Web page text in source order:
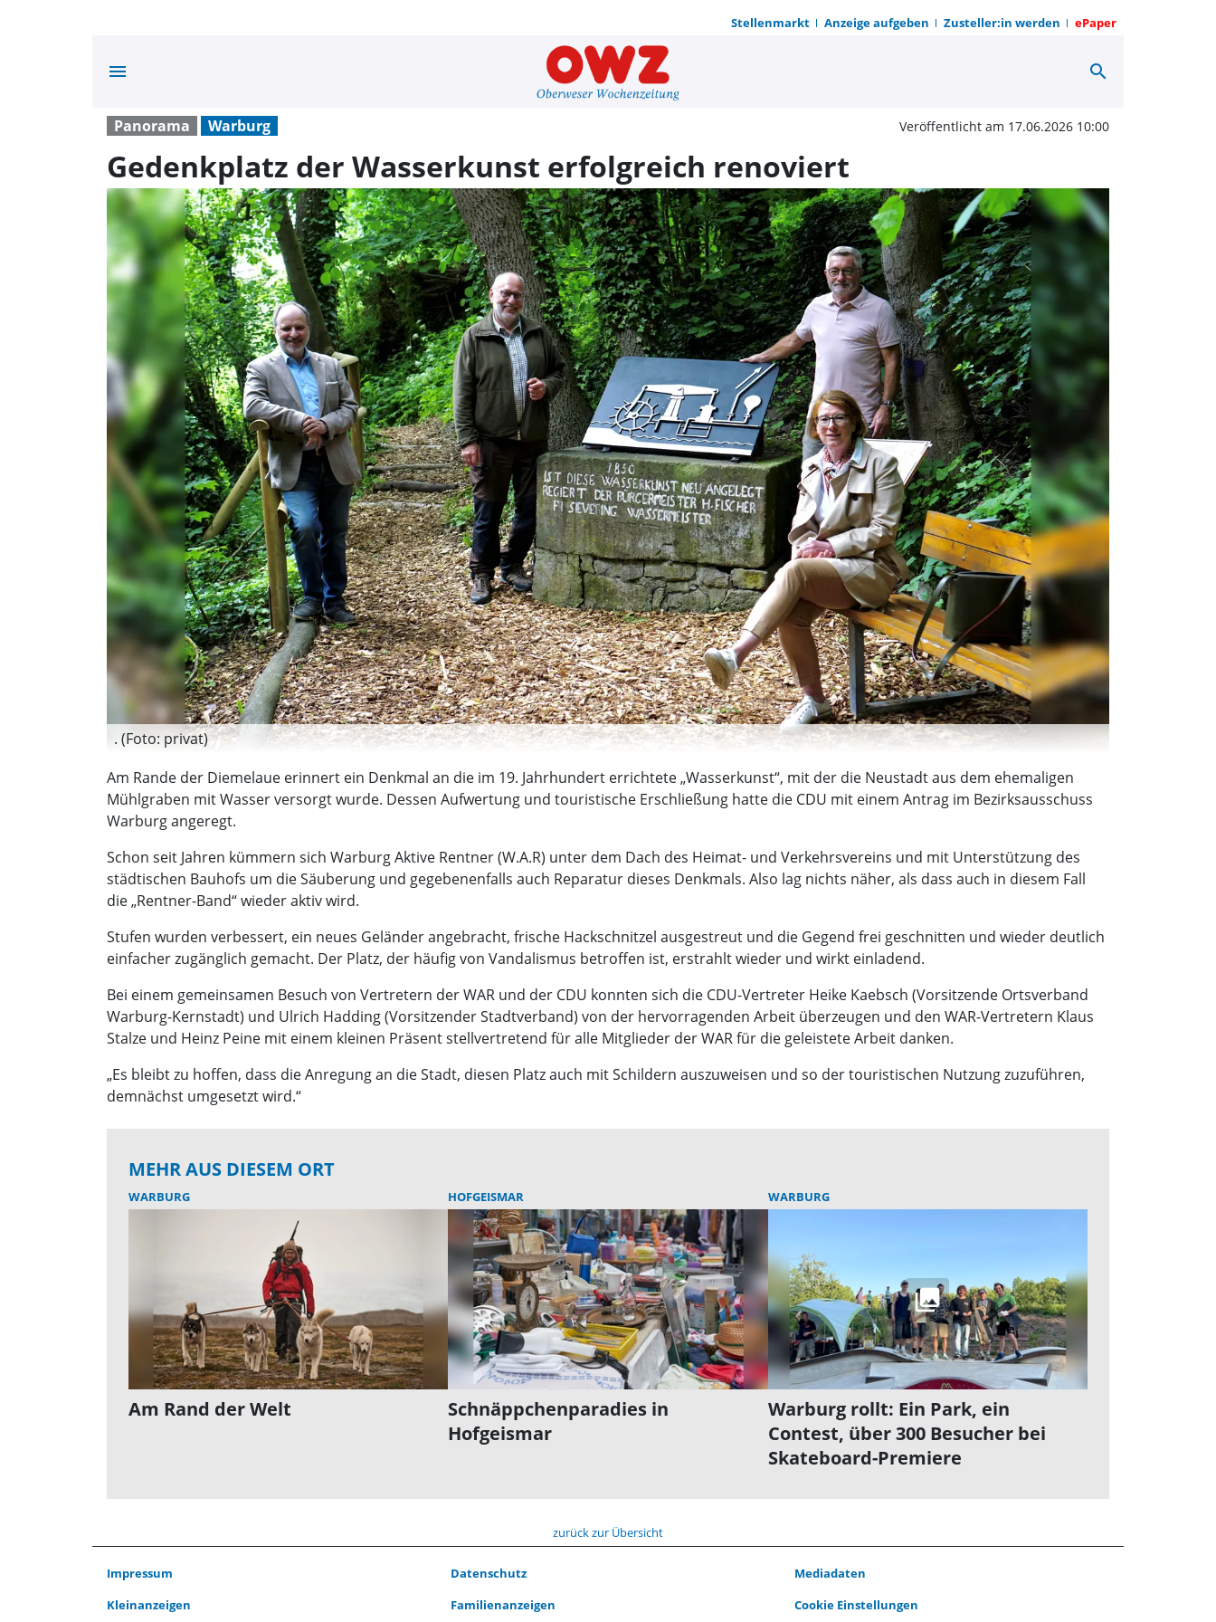
Stellenmarkt Anzeige aufgeben Zusteller:in werden ePaper
menu Gedenkplatz der Wasserkunst
search
Panorama Warburg Veröffentlicht am 17.06.2026 10:00
Gedenkplatz der Wasserkunst erfolgreich renoviert
. (Foto: privat)
Am Rande der Diemelaue erinnert ein Denkmal an die im 19. Jahrhundert errichtete „Wasserkunst“, mit der die Neustadt aus dem ehemaligen
Mühlgraben mit Wasser versorgt wurde. Dessen Aufwertung und touristische Erschließung hatte die CDU mit einem Antrag im Bezirksausschuss
Warburg angeregt.
Schon seit Jahren kümmern sich Warburg Aktive Rentner (W.A.R) unter dem Dach des Heimat- und Verkehrsvereins und mit Unterstützung des
städtischen Bauhofs um die Säuberung und gegebenenfalls auch Reparatur dieses Denkmals. Also lag nichts näher, als dass auch in diesem Fall
die „Rentner-Band“ wieder aktiv wird.
Stufen wurden verbessert, ein neues Geländer angebracht, frische Hackschnitzel ausgestreut und die Gegend frei geschnitten und wieder deutlich
einfacher zugänglich gemacht. Der Platz, der häufig von Vandalismus betroffen ist, erstrahlt wieder und wirkt einladend.
Bei einem gemeinsamen Besuch von Vertretern der WAR und der CDU konnten sich die CDU-Vertreter Heike Kaebsch (Vorsitzende Ortsverband
Warburg-Kernstadt) und Ulrich Hadding (Vorsitzender Stadtverband) von der hervorragenden Arbeit überzeugen und den WAR-Vertretern Klaus
Stalze und Heinz Peine mit einem kleinen Präsent stellvertretend für alle Mitglieder der WAR für die geleistete Arbeit danken.
„Es bleibt zu hoffen, dass die Anregung an die Stadt, diesen Platz auch mit Schildern auszuweisen und so der touristischen Nutzung zuzuführen,
demnächst umgesetzt wird.“
MEHR AUS DIESEM ORT
WARBURG
Am Rand der Welt
HOFGEISMAR
Schnäppchenparadies in
Hofgeismar
WARBURG
Warburg rollt: Ein Park, ein
Contest, über 300 Besucher bei
Skateboard-Premiere
zurück zur Übersicht
Impressum Datenschutz
Mediadaten
Kleinanzeigen
Familienanzeigen Cookie Einstellungen